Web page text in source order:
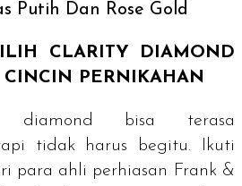
Putih Dan Rose Gold
CLARITY
DIAMOND
CINCIN PERNIKAHAN
diamond bisa terasa
tidak harus begitu. Ikuti
para ahli perhiasan Frank &